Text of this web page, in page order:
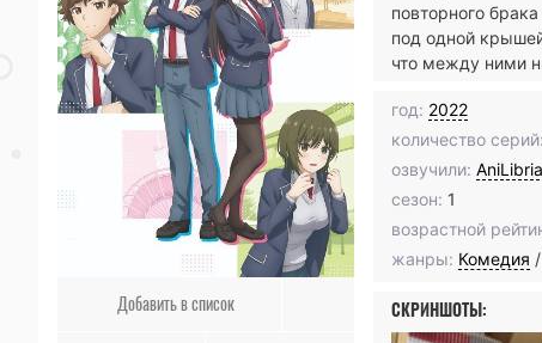
Добавить в список
повторного
под одной
что между ними
год: 2022
количество серий:
озвучили:
сезон: 1
возрастной
жанры: Комедия /
СКРИНШОТЫ: